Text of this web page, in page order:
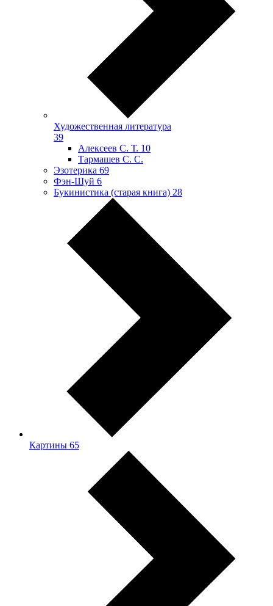
Художественная литература
39
Алексеев С. Т. 10
Тармашев С. С.
Эзотерика 69
Фэн-Шуй 6
Букинистика (старая книга) 28
Картины 65